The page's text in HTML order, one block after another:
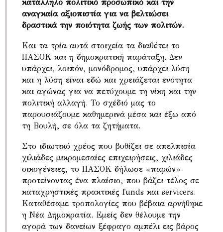
κατάλληλο πολιτικό προσωπικό και την
αναγκαία αξιοπιστία για να βελτιώσει
δραστικά την ποιότητα ζωής των πολιτών.
Και τα τρία αυτά στοιχεία τα διαθέτει το
ΠΑΣΟΚ και η δημοκρατική παράταξη. Δεν
υπάρχει, λοιπόν, μονόδρομος, υπάρχει λύση
και η λύση είναι εδώ και χρειάζεται ενότητα
και αγώνας για να πετύχουμε τη νίκη και την
πολιτική αλλαγή. Το σχέδιό μας το
παρουσιάζουμε καθημερινά μέσα και έξω από
τη Βουλή, σε όλα τα ζητήματα.
Στο ιδιωτικό χρέος που βυθίζει σε απελπισία
χιλιάδες μικρομεσαίες επιχειρήσεις, χιλιάδες
οικογένειες, το ΠΑΣΟΚ δήλωσε «παρών»
προτείνοντας ένα πλαίσιο, που βάζει τέλος σε
καταχρηστικές πρακτικές funds και servicers.
Καταθέσαμε τροπολογίες που βέβαια αρνήθηκε
η Νέα Δημοκρατία. Εμείς δεν θέλουμε την
αγορά των δανείων ξέφραγο αμπέλι εις βάρος